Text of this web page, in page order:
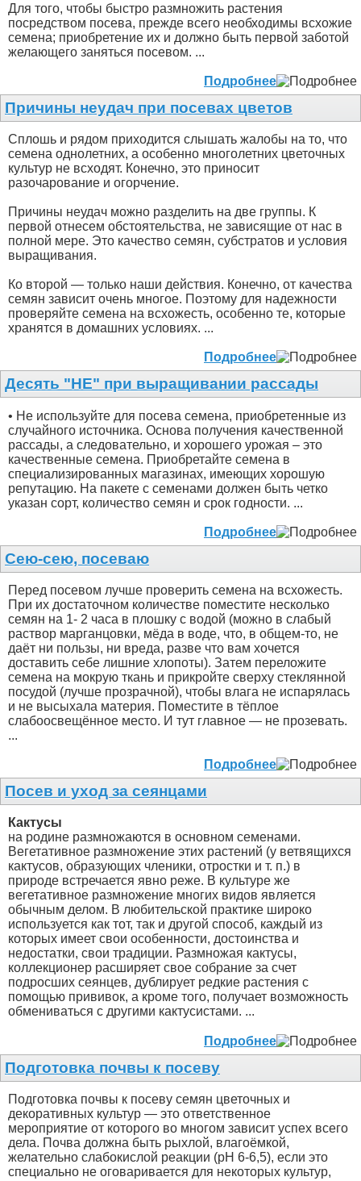
Для того, чтобы быстро размножить растения
посредством посева, прежде всего необходимы всхожие
семена; приобретение их и должно быть первой заботой
желающего заняться посевом. ...
Подробнее
Причины неудач при посевах цветов
Сплошь и рядом приходится слышать жалобы на то, что
семена однолетних, а особенно многолетних цветочных
культур не всходят. Конечно, это приносит
разочарование и огорчение.
Причины неудач можно разделить на две группы. К
первой отнесем обстоятельства, не зависящие от нас в
полной мере. Это качество семян, субстратов и условия
выращивания.
Ко второй — только наши действия. Конечно, от качества
семян зависит очень многое. Поэтому для надежности
проверяйте семена на всхожесть, особенно те, которые
хранятся в домашних условиях. ...
Подробнее
Десять "НЕ" при выращивании рассады
• Не используйте для посева семена, приобретенные из
случайного источника. Основа получения качественной
рассады, а следовательно, и хорошего урожая – это
качественные семена. Приобретайте семена в
специализированных магазинах, имеющих хорошую
репутацию. На пакете с семенами должен быть четко
указан сорт, количество семян и срок годности. ...
Подробнее
Сею-сею, посеваю
Перед посевом лучше проверить семена на всхожесть.
При их достаточном количестве поместите несколько
семян на 1- 2 часа в плошку с водой (можно в слабый
раствор марганцовки, мёда в воде, что, в общем-то, не
даёт ни пользы, ни вреда, разве что вам хочется
доставить себе лишние хлопоты). Затем переложите
семена на мокрую ткань и прикройте сверху стеклянной
посудой (лучше прозрачной), чтобы влага не испарялась
и не высыхала материя. Поместите в тёплое
слабоосвещённое место. И тут главное — не прозевать.
...
Подробнее
Посев и уход за сеянцами
Кактусы
на родине размножаются в основном семенами.
Вегетативное размножение этих растений (у ветвящихся
кактусов, образующих членики, отростки и т. п.) в
природе встречается явно реже. В культуре же
вегетативное размножение многих видов является
обычным делом. В любительской практике широко
используется как тот, так и другой способ, каждый из
которых имеет свои особенности, достоинства и
недостатки, свои традиции. Размножая кактусы,
коллекционер расширяет свое собрание за счет
подросших сеянцев, дублирует редкие растения с
помощью прививок, а кроме того, получает возможность
обмениваться с другими кактусистами. ...
Подробнее
Подготовка почвы к посеву
Подготовка почвы к посеву семян цветочных и
декоративных культур — это ответственное
мероприятие от которого во многом зависит успех всего
дела. Почва должна быть рыхлой, влагоёмкой,
желательно слабокислой реакции (pH 6-6,5), если это
специально не оговаривается для некоторых культур,